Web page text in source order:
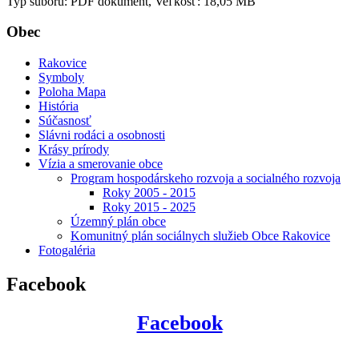
Obec
Rakovice
Symboly
Poloha Mapa
História
Súčasnosť
Slávni rodáci a osobnosti
Krásy prírody
Vízia a smerovanie obce
Program hospodárskeho rozvoja a socialného rozvoja
Roky 2005 - 2015
Roky 2015 - 2025
Územný plán obce
Komunitný plán sociálnych služieb Obce Rakovice
Fotogaléria
Facebook
Facebook